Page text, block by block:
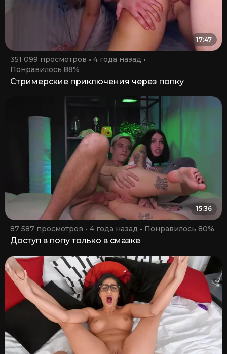
17:47
351 099 просмотров
4 года назад
Понравилось 88%
Стримерские приключения через попку
15:36
87 587 просмотров 4 года назад Понравилось 80%
Доступ в попу только в смазке